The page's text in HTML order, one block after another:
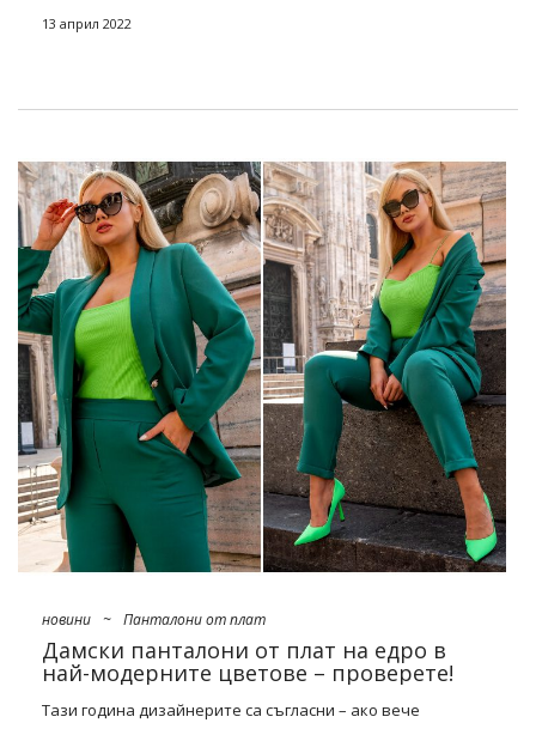
палта в класически
Тенденциите в облеклото в изданието XXL за
тазгодишната пролет се характеризират с неограничена
свобода. Сред бестселърите почетните места заемат
преди всичкоосновна колекция плюс размерв онлайн
дрехи на едро. Опънатият овърсайз се заменя с
персонализирани стилове и женствени разфасовки,
докато приглушените нюанси ободряват фуксията,
мечтаното синьо и зеленото шише, които фантастично се
вписват в пролетния пейзаж. В този брой, особено
комплекти за костюми, оребрениблузи, които ще се носят
като …
13 април 2022
новини ~ Панталони от плат
Дамски панталони от плат на едро в
най-модерните цветове – проверете!
Тази година дизайнерите са съгласни – ако вече